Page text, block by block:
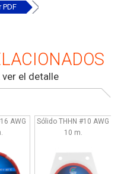
PDF
el detalle
AWG
Sólido THHN #10 AWG
10 m.